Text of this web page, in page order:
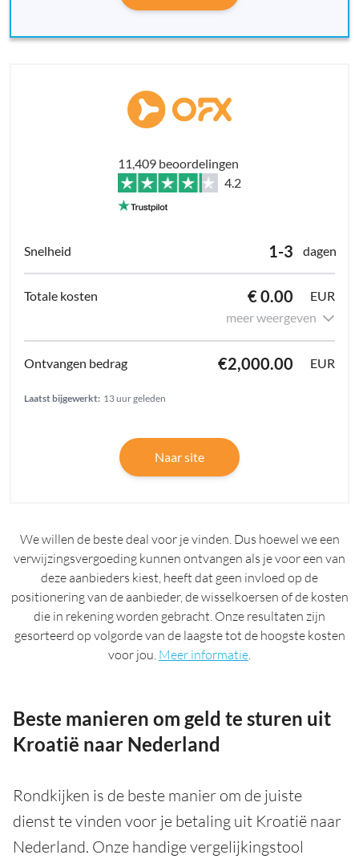
11,409 beoordelingen
4.2
1-3 dagen
€ 0.00
EUR
meer weergeven
€2,000.00 EUR
Laatst bijgewerkt: 13 uur geleden
Naar site
We willen de beste deal voor je vinden. Dus hoewel we een
verwijzingsvergoeding kunnen ontvangen als je voor een van
deze aanbieders kiest, heeft dat geen invloed op de
positionering van de aanbieder, de wisselkoersen of de kosten
die in rekening worden gebracht. Onze resultaten zijn
gesorteerd op volgorde van de laagste tot de hoogste kosten
voor jou. Meer informatie.
Beste manieren om geld te sturen uit
Kroatië naar Nederland
Rondkijken is de beste manier om de juiste
dienst te vinden voor je betaling uit Kroatië naar
Nederland. Onze handige vergelijkingstool